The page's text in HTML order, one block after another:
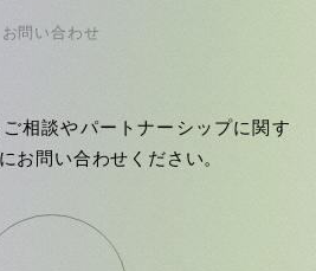
お問い合わせ
相談やパートナーシップに関す
お問い合わせください。